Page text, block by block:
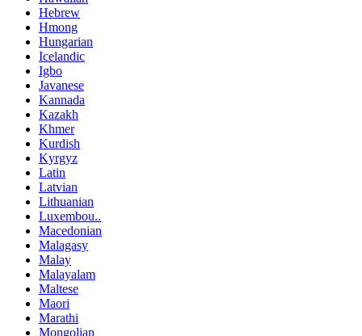
Hebrew
Hmong
Hungarian
Icelandic
Igbo
Javanese
Kannada
Kazakh
Khmer
Kurdish
Kyrgyz
Latin
Latvian
Lithuanian
Luxembou..
Macedonian
Malagasy
Malay
Malayalam
Maltese
Maori
Marathi
Mongolian